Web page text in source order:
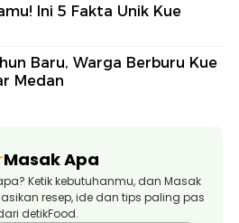
Ini 5 Fakta Unik Kue
Baru, Warga Berburu Kue
Medan
Masak Apa
Ketik kebutuhanmu, dan Masak
resep, ide dan tips paling pas
detikFood.